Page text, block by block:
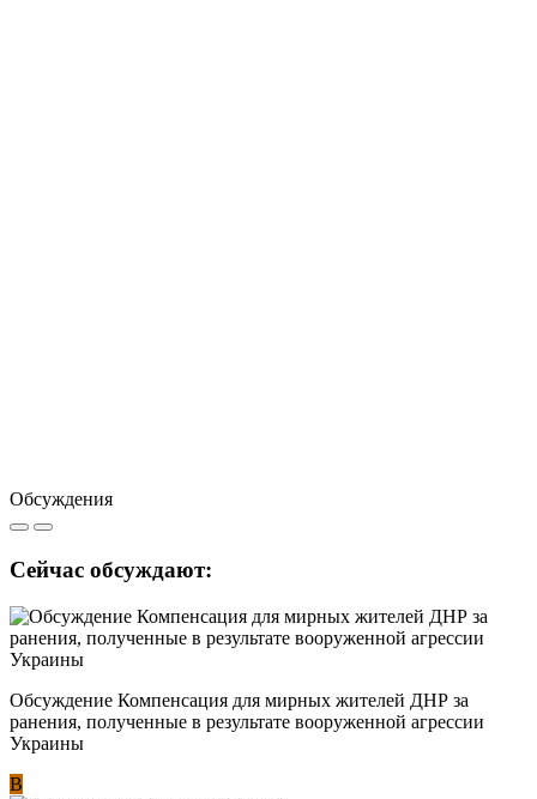
Обсуждения
Сейчас обсуждают:
Обсуждение Компенсация для мирных жителей ДНР за
ранения, полученные в результате вооруженной агрессии
Украины
В